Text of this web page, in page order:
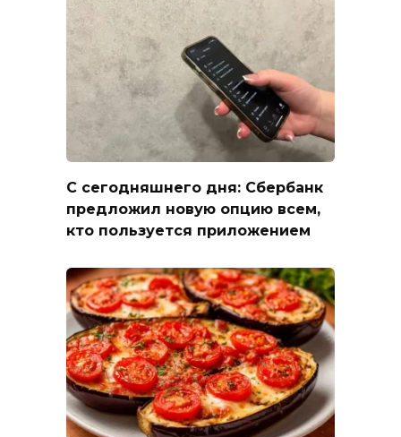
С сегодняшнего дня: Сбербанк
предложил новую опцию всем,
кто пользуется приложением